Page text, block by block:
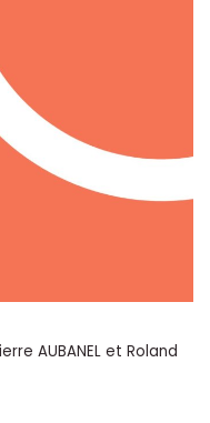
AUBANEL et Roland